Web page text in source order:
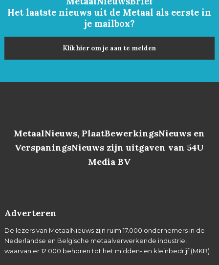
Het laatste nieuws uit de Metaal als eerste in
je mailbox?
Klik hier om je aan te melden
MetaalNieuws, PlaatBewerkingsNieuws en
VerspaningsNieuws zijn uitgaven van 54U
Media BV
Adverteren
De lezers van MetaalNieuws zijn ruim 17.000 ondernemers in de
Nederlandse en Belgische metaalverwerkende industrie,
waarvan er 12.000 behoren tot het midden- en kleinbedrijf (MKB).